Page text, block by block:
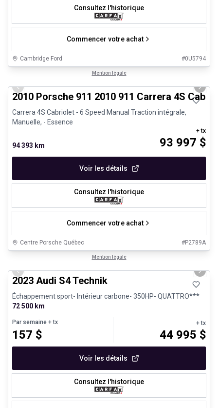
Consultez l'historique
Commencer votre achat
Cambridge Ford #0U5794
Mention légale
Previous slide Next
2010 Porsche 911 2010 911 Carrera 4S
Carrera 4S Cabriolet - 6 Speed Manual Traction intégrale,
Manuelle, - Essence
94 393 km 93 997 $
+ tx
Voir les détails
Consultez l'historique
Commencer votre achat
Centre Porsche Québec #P2789A
Mention légale
Véhicules d'occasion certifiés
Previous slide Next
2023 Audi S4 Technik
Échappement sport- Intérieur carbone- 350HP- QUATTRO***
72 500 km
Par semaine + tx
157 $
+ tx
44 995 $
Voir les détails
Consultez l'historique